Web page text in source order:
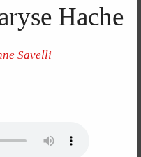
Hache
Savelli